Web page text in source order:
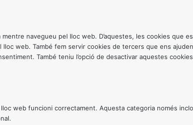
navegueu pel lloc web. D’aquestes, les cookies que
web. També fem servir cookies de tercers que ens
També teniu l’opció de desactivar aquestes
web funcioni correctament. Aquesta categoria només